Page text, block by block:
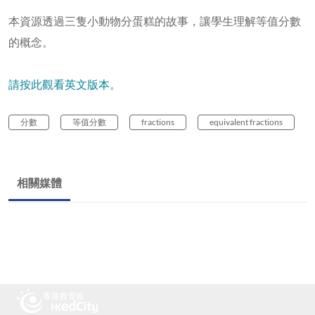
本資源透過三隻小動物分蛋糕的故事，讓學生理解等值分數
的概念。
請按此觀看英文版本。
分數 等值分數 fractions equivalent fractions
相關媒體